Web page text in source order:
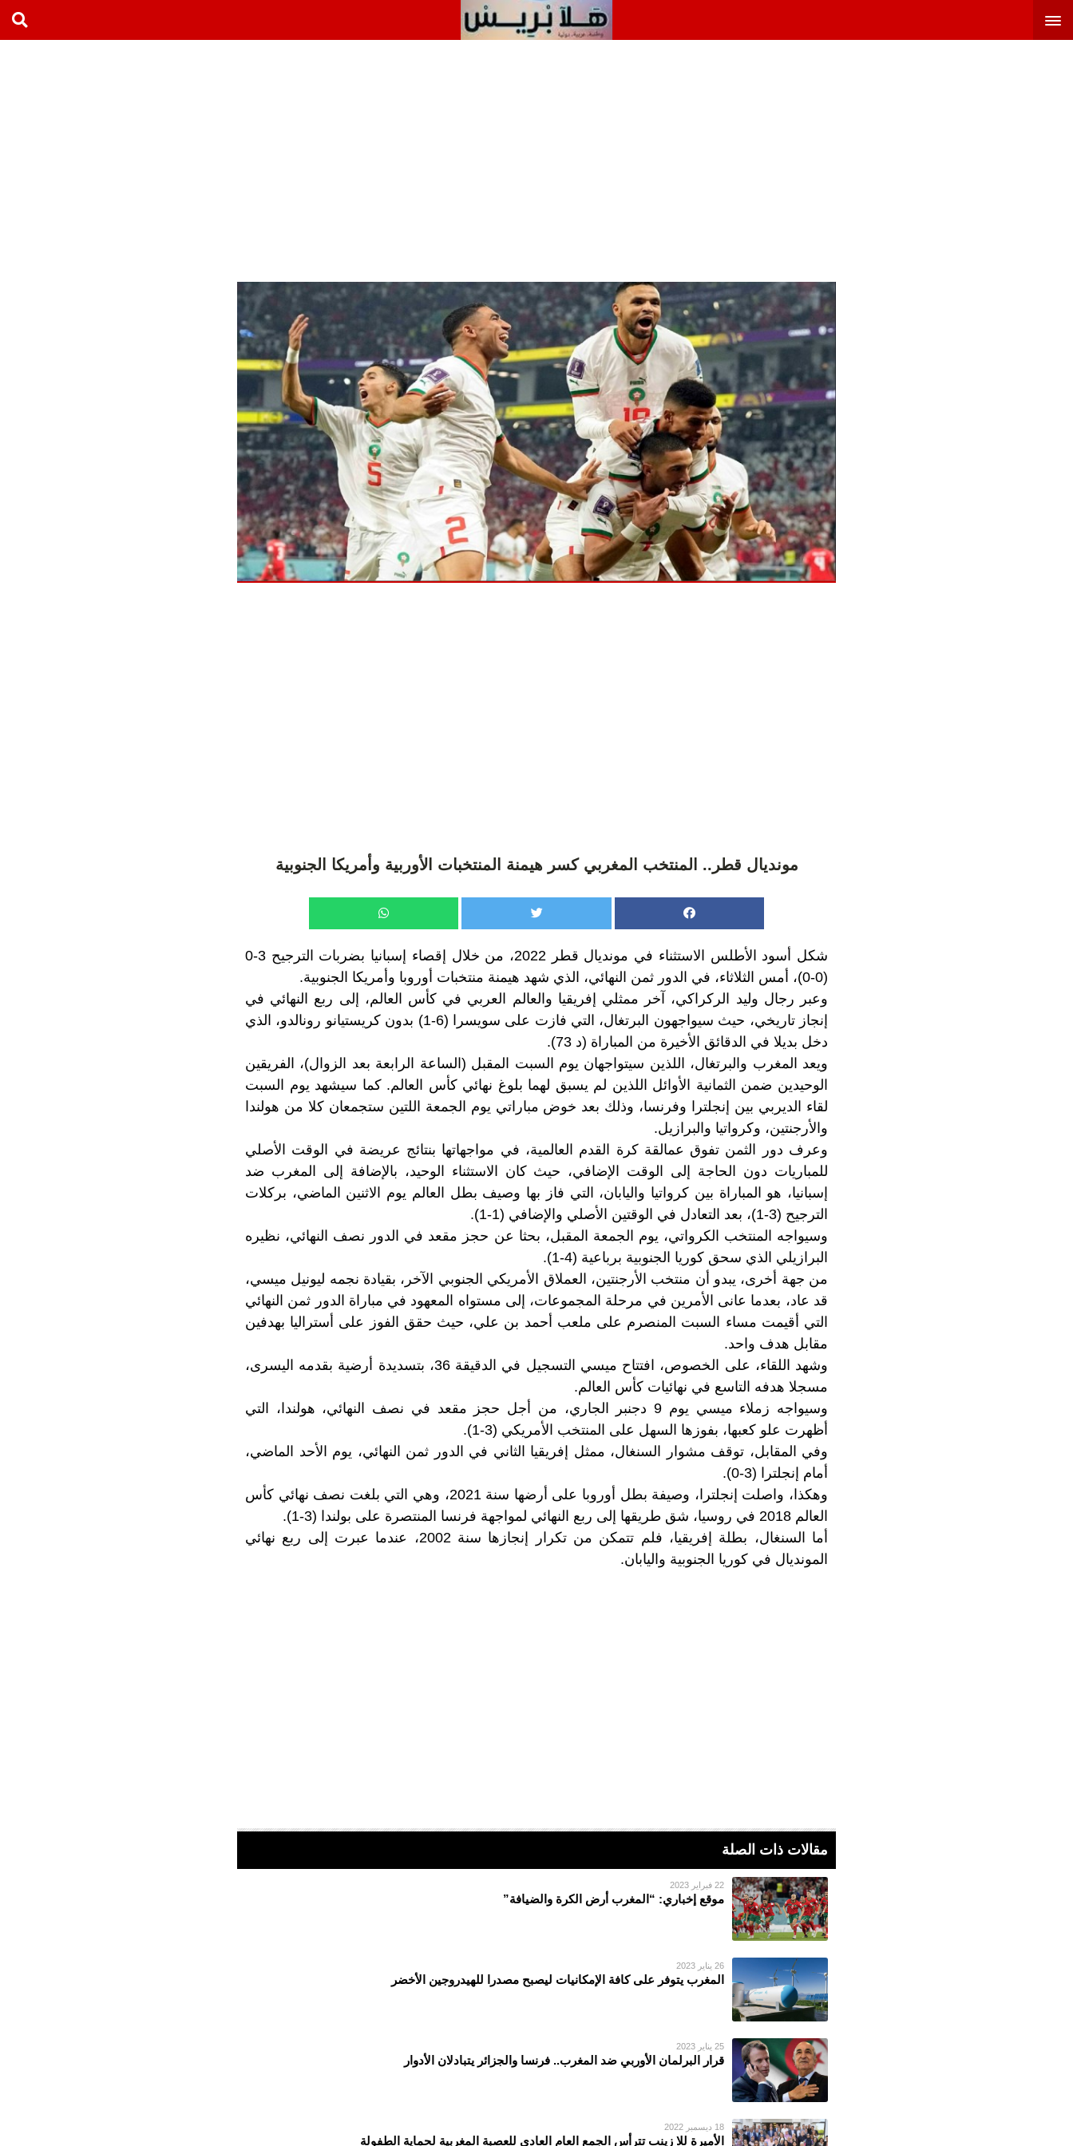
مونديال قطر.. المنتخب المغربي كسر هيمنة المنتخبات الأوربية وأمريكا الجنوبية
شكل أسود الأطلس الاستثناء في مونديال قطر 2022، من خلال إقصاء إسبانيا بضربات الترجيح 3-0
(0-0)، أمس الثلاثاء، في الدور ثمن النهائي، الذي شهد هيمنة منتخبات أوروبا وأمريكا الجنوبية.
وعبر رجال وليد الركراكي، آخر ممثلي إفريقيا والعالم العربي في كأس العالم، إلى ربع النهائي في
إنجاز تاريخي، حيث سيواجهون البرتغال، التي فازت على سويسرا (6-1) بدون كريستيانو رونالدو، الذي
دخل بديلا في الدقائق الأخيرة من المباراة (د 73).
ويعد المغرب والبرتغال، اللذين سيتواجهان يوم السبت المقبل (الساعة الرابعة بعد الزوال)، الفريقين
الوحيدين ضمن الثمانية الأوائل اللذين لم يسبق لهما بلوغ نهائي كأس العالم. كما سيشهد يوم السبت
لقاء الديربي بين إنجلترا وفرنسا، وذلك بعد خوض مباراتي يوم الجمعة اللتين ستجمعان كلا من هولندا
والأرجنتين، وكرواتيا والبرازيل.
وعرف دور الثمن تفوق عمالقة كرة القدم العالمية، في مواجهاتها بنتائج عريضة في الوقت الأصلي
للمباريات دون الحاجة إلى الوقت الإضافي، حيث كان الاستثناء الوحيد، بالإضافة إلى المغرب ضد
إسبانيا، هو المباراة بين كرواتيا واليابان، التي فاز بها وصيف بطل العالم يوم الاثنين الماضي، بركلات
الترجيح (3-1)، بعد التعادل في الوقتين الأصلي والإضافي (1-1).
وسيواجه المنتخب الكرواتي، يوم الجمعة المقبل، بحثا عن حجز مقعد في الدور نصف النهائي، نظيره
البرازيلي الذي سحق كوريا الجنوبية برباعية (4-1).
من جهة أخرى، يبدو أن منتخب الأرجنتين، العملاق الأمريكي الجنوبي الآخر، بقيادة نجمه ليونيل ميسي،
قد عاد، بعدما عانى الأمرين في مرحلة المجموعات، إلى مستواه المعهود في مباراة الدور ثمن النهائي
التي أقيمت مساء السبت المنصرم على ملعب أحمد بن علي، حيث حقق الفوز على أستراليا بهدفين
مقابل هدف واحد.
وشهد اللقاء، على الخصوص، افتتاح ميسي التسجيل في الدقيقة 36، بتسديدة أرضية بقدمه اليسرى،
مسجلا هدفه التاسع في نهائيات كأس العالم.
وسيواجه زملاء ميسي يوم 9 دجنبر الجاري، من أجل حجز مقعد في نصف النهائي، هولندا، التي
أظهرت علو كعبها، بفوزها السهل على المنتخب الأمريكي (3-1).
وفي المقابل، توقف مشوار السنغال، ممثل إفريقيا الثاني في الدور ثمن النهائي، يوم الأحد الماضي،
أمام إنجلترا (3-0).
وهكذا، واصلت إنجلترا، وصيفة بطل أوروبا على أرضها سنة 2021، وهي التي بلغت نصف نهائي كأس
العالم 2018 في روسيا، شق طريقها إلى ربع النهائي لمواجهة فرنسا المنتصرة على بولندا (3-1).
أما السنغال، بطلة إفريقيا، فلم تتمكن من تكرار إنجازها سنة 2002، عندما عبرت إلى ربع نهائي
المونديال في كوريا الجنوبية واليابان.
مقالات ذات الصلة
22 فبراير 2023
موقع إخباري: “المغرب أرض الكرة والضيافة”
26 يناير 2023
المغرب يتوفر على كافة الإمكانيات ليصبح مصدرا للهيدروجين الأخضر
25 يناير 2023
قرار البرلمان الأوربي ضد المغرب.. فرنسا والجزائر يتبادلان الأدوار
18 ديسمبر 2022
الأمیرة للا زینب تترأس الجمع العام العادي للعصبة المغربیة لحمایة الطفولة